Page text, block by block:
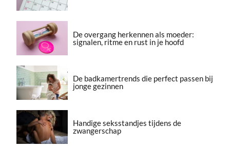
De overgang herkennen als moeder:
signalen, ritme en rust in je hoofd
De badkamertrends die perfect passen bij
jonge gezinnen
Handige seksstandjes tijdens de
zwangerschap